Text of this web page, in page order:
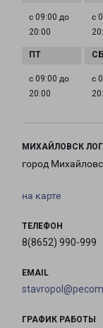
с 09:00 до
20:00
с
с 09:00 до
20:00
с
МИХАЙЛОВСК
город
на карте
ТЕЛЕФОН
8(8652) 990-999
EMAIL
ГРАФИК РАБОТЫ